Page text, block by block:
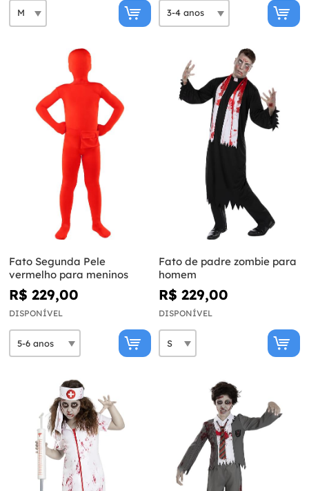
Fato Segunda Pele
vermelho para meninos
R$ 229,00
DISPONÍVEL
Fato de padre zombie para
homem
R$ 229,00
DISPONÍVEL